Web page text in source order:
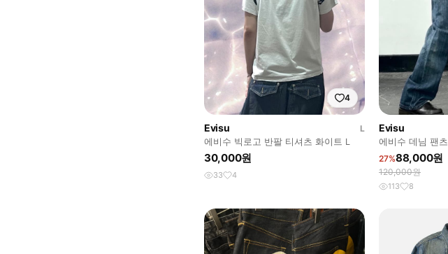
4
Evisu
L
에비수 빅로고 반팔 티셔츠 화이트 L
30,000원
33 4
Evisu
에비수 데님 팬츠
27%88,000원
120,000원
113 8